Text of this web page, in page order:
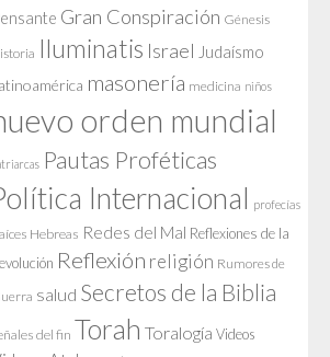
Gran Conspiración Génesis
Iluminatis Israel Judaísmo
masonería medicina niños
orden mundial
Pautas Proféticas
Internacional profecías
Hebreas Redes del Mal Reflexiones de la
Reflexión religión Rumores de
salud Secretos de la Biblia
del fin Torah Toralogía Videos